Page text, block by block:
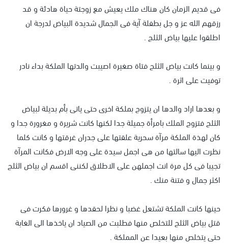
فى قديم الزمان كان هناك ملك يعيش مع زوجتة حياة هادئة و قد
رزقهم الله عز و جل بطفلة آية فى الجمال شديدة البياض لدرجة ان
اطلقوا عليها بياض الثلج .
و بينما كانت بياض الثلج فتاة صغيرة اصيبت والدتها الملكة بداء نادر
توفيت على اثرة .
و بعدها اراد والدها ان يتزوج بملكة اخرى حتى ياتى بأم بديلة لبياض
الثلج فتزوج الملك بامرأة جميلة جدا لكنها كانت شريرة و مغرورة جدا و
كان لهذة الملكة مرآة سحرية علقتها على جدران غرقتها و كانت كلما
نظرت اليها سالتها من هى اجمل سيدة على وجه الارض فكانت المرآة
تجيبا فى كل مرة انت اجملهن على الاطلاق لكننى اقسم ان بياض الثلج
اكثر جمال و فتنة منك .
حينها كانت الملكة تشتعل غضبا و نظرا لحقدها و غرورها فكرت فى
قتل بياض الثلج للتخلص منها فطلبت من الصياد ان ياخذها الى الغابة
حتى يتخلص منها بعيدا عن المملكة .